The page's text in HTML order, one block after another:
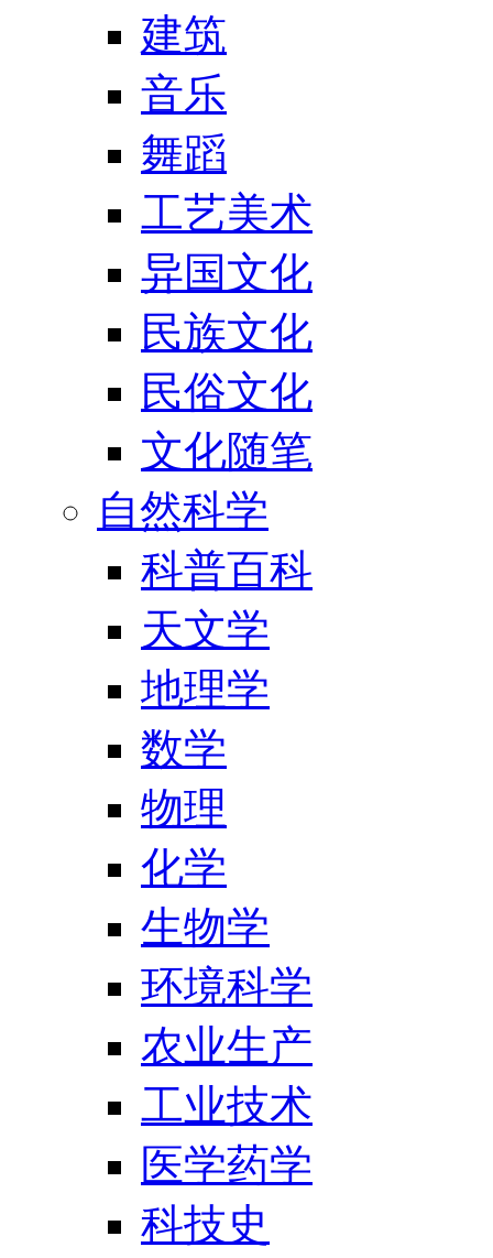
建筑
音乐
舞蹈
工艺美术
异国文化
民族文化
民俗文化
文化随笔
自然科学
科普百科
天文学
地理学
数学
物理
化学
生物学
环境科学
农业生产
工业技术
医学药学
科技史